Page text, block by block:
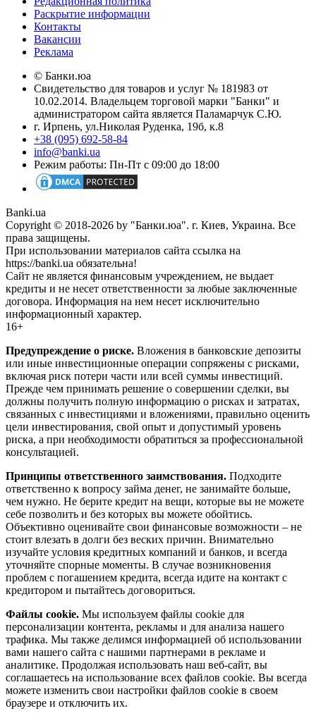
Раскрытие информации
Контакты
Вакансии
Реклама
© Банки.юа
Свидетельство для товаров и услуг № 181983 от
10.02.2014. Владельцем торговой марки "Банки" и
администратором сайта является Паламарчук С.Ю.
г. Ирпень, ул.Николая Руденка, 19б, к.8
+38 (095) 692-58-84
info@banki.ua
Режим работы: Пн-Пт с 09:00 до 18:00
Banki.ua
Copyright © 2018-2026 by "Банки.юа". г. Киев, Украина. Все
права защищены.
При использовании материалов сайта ссылка на
https://banki.ua обязательна!
Сайт не является финансовым учреждением, не выдает
кредиты и не несет ответственности за любые заключенные
договора. Информация на нем несет исключительно
информационный характер.
16+
Предупреждение о риске. Вложения в банковские депозиты
или иные инвестиционные операции сопряжены с рисками,
включая риск потери части или всей суммы инвестиций.
Прежде чем принимать решение о совершении сделки, вы
должны получить полную информацию о рисках и затратах,
связанных с инвестициями и вложениями, правильно оценить
цели инвестирования, свой опыт и допустимый уровень
риска, а при необходимости обратиться за профессиональной
консультацией.
Принципы ответственного заимствования. Подходите
ответственно к вопросу займа денег, не занимайте больше,
чем нужно. Не берите кредит на вещи, которые вы не можете
себе позволить и без которых вы можете обойтись.
Объективно оценивайте свои финансовые возможности – не
стоит влезать в долги без веских причин. Внимательно
изучайте условия кредитных компаний и банков, и всегда
уточняйте спорные моменты. В случае возникновения
проблем с погашением кредита, всегда идите на контакт с
кредитором и пытайтесь договориться.
Файлы cookie. Мы используем файлы cookie для
персонализации контента, рекламы и для анализа нашего
трафика. Мы также делимся информацией об использовании
вами нашего сайта с нашими партнерами в рекламе и
аналитике. Продолжая использовать наш веб-сайт, вы
соглашаетесь на использование всех файлов cookie. Вы всегда
можете изменить свои настройки файлов cookie в своем
браузере и отключить их.